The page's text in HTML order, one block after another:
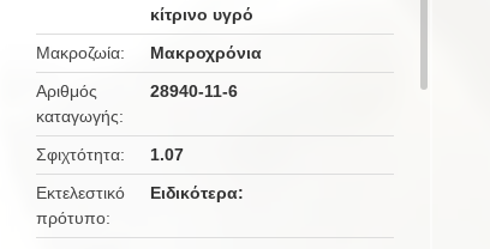
κίτρινο υγρό
Μακροζωία
Μακροχρόνια
Αριθμός
καταγωγής
28940-11-6
Σφιχτότητα
1.07
Εκτελεστικό
πρότυπο
Ειδικότερα: